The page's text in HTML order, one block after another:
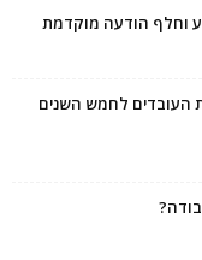
וחלף הודעה מוקדמת
העובדים לחמש השנים